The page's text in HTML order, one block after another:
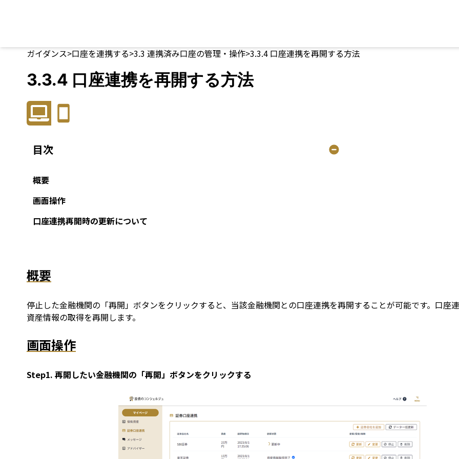
ガイダンス>口座を連携する>3.3 連携済み口座の管理・操作>3.3.4 口座連携を再開する方法
3.3.4 口座連携を再開する方法
目次
概要
画面操作
口座連携再開時の更新について
概要
停止した金融機関の「再開」ボタンをクリックすると、当該金融機関との口座連携を再開することが可能です。口座
資産情報の取得を再開します。
画面操作
Step1. 再開したい金融機関の「再開」ボタンをクリックする